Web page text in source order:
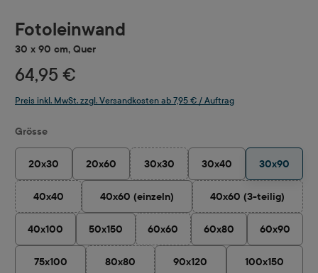
Fotoleinwand
30 x 90 cm, Quer
64,95 €
Preis inkl. MwSt. zzgl. Versandkosten ab 7,95 € / Auftrag
Grösseauswählen
20x30 20x60 30x30
(Diese Option ist zurzeit nicht
30x40 30x90
40x40
(Diese Option ist zurzeit nicht verfügbar.)
40x60 (einzeln) 40x60 (3-teilig)
(Diese Option ist
40x100 50x150 60x60
(Diese Option ist zurzeit nicht
60x80 60x90
75x100 80x80
(Diese Option ist zurzeit nicht verfügbar.)
90x120 100x150